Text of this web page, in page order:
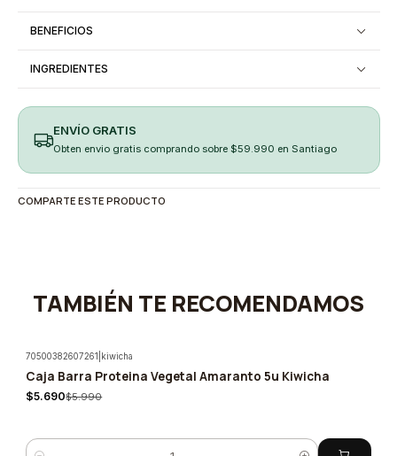
BENEFICIOS
INGREDIENTES
ENVÍO GRATIS
Obten envio gratis comprando sobre $59.990 en Santiago
COMPARTE ESTE PRODUCTO
TAMBIÉN TE RECOMENDAMOS
-5%
70500382607261 kiwicha
Caja Barra Proteina Vegetal Amaranto 5u Kiwicha
$5.690$5.990